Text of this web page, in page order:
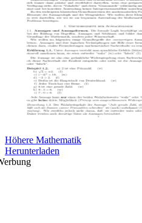
Höhere Mathematik
Herunterladen